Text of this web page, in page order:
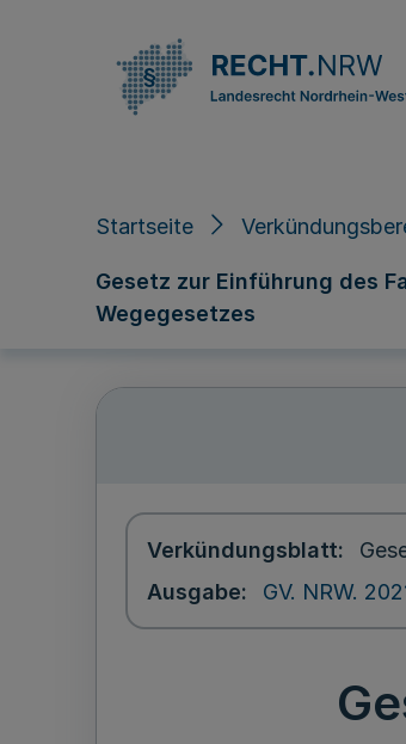
Startseite
Gesetz zur Einführung des
Wegegesetzes
Verkündungsblatt
Ausgabe
GV. NRW.